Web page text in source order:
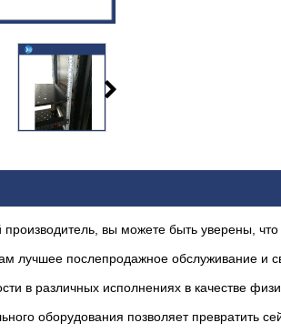
вы можете быть уверены, что
лучшее послепродажное обслуживание и
в различных исполнениях в качестве
оборудования позволяет превратить